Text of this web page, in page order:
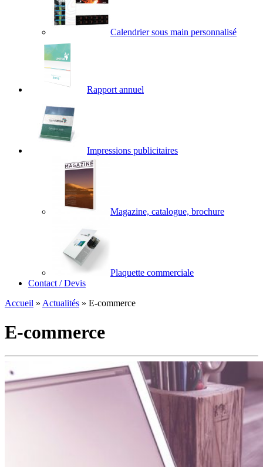
Calendrier sous main personnalisé
Rapport annuel
Impressions publicitaires
Magazine, catalogue, brochure
Plaquette commerciale
Contact / Devis
Accueil » Actualités » E-commerce
E-commerce